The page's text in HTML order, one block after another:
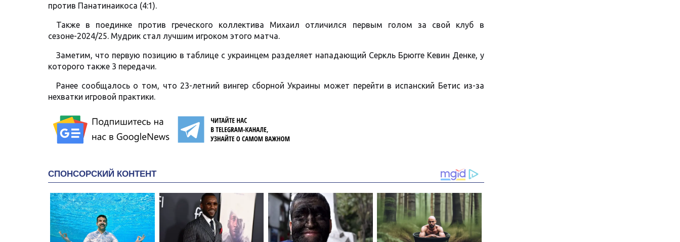
против Панатинаикоса (4:1).
Также в поединке против греческого коллектива Михаил отличился первым голом за свой клуб в
сезоне-2024/25. Мудрик стал лучшим игроком этого матча.
Заметим, что первую позицию в таблице с украинцем разделяет нападающий Серкль Брюгге Кевин Денке, у
которого также 3 передачи.
Ранее сообщалось о том, что 23-летний вингер сборной Украины может перейти в испанский Бетис из-за
нехватки игровой практики.